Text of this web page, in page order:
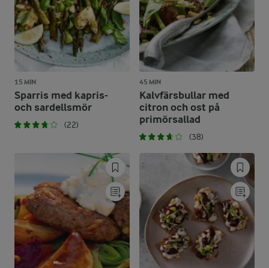
15 MIN
Sparris med kapris-
och sardellsmör
(22)
45 MIN
Kalvfärsbullar med
citron och ost på
primörsallad
(38)